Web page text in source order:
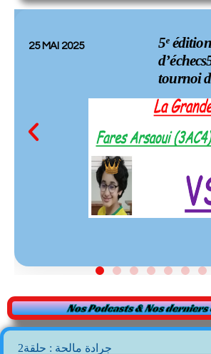
25 MAI 2025
5ᵉ
tournoi
Nos Podcasts & Nos derniers
2جرادة مالحة : حلقة